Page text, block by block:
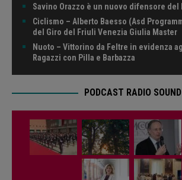
Savino Orazzo è un nuovo difensore del
Ciclismo – Alberto Baesso (Asd
del Giro del Friuli Venezia Giulia Master
Nuoto – Vittorino da Feltre in evidenza
Ragazzi con Pilla e Barbazza
PODCAST RADIO SOUND